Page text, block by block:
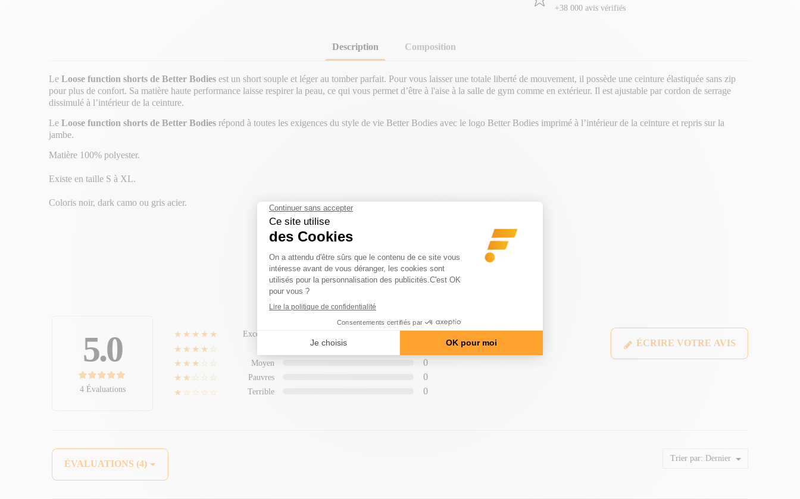
+38 000 avis vérifiés
Description Composition
Le Loose function shorts de Better Bodies est un short souple et léger au tomber parfait. Pour vous laisser une totale liberté de mouvement, il possède une ceinture élastiquée sans zip
pour plus de confort. Sa matière haute performance laisse respirer la peau, ce qui vous permet d’être à l'aise à la salle de gym comme en extérieur. Il est ajustable par cordon de serrage
dissimulé à l’intérieur de la ceinture.
Le Loose function shorts de Better Bodies répond à toutes les exigences du style de vie Better Bodies avec le logo Better Bodies imprimé à l’intérieur de la ceinture et repris sur la
jambe.
Matière 100% polyester.
Existe en taille S à XL.
Coloris noir, dark camo ou gris acier.
AVIS SUR LES PRODUITS
5.0
4 Évaluations
★★★★★ Excellent
4
★★★★☆
★★★☆☆
Moyen
0
★★☆☆☆
Pauvres
0
★☆☆☆☆
Terrible 0
ÉCRIRE VOTRE AVIS
ÉVALUATIONS (4)
Trier par: Dernier